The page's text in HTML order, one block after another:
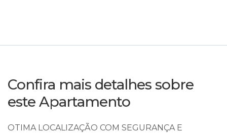
Confira mais detalhes sobre
este Apartamento
OTIMA LOCALIZAÇÃO COM SEGURANÇA E